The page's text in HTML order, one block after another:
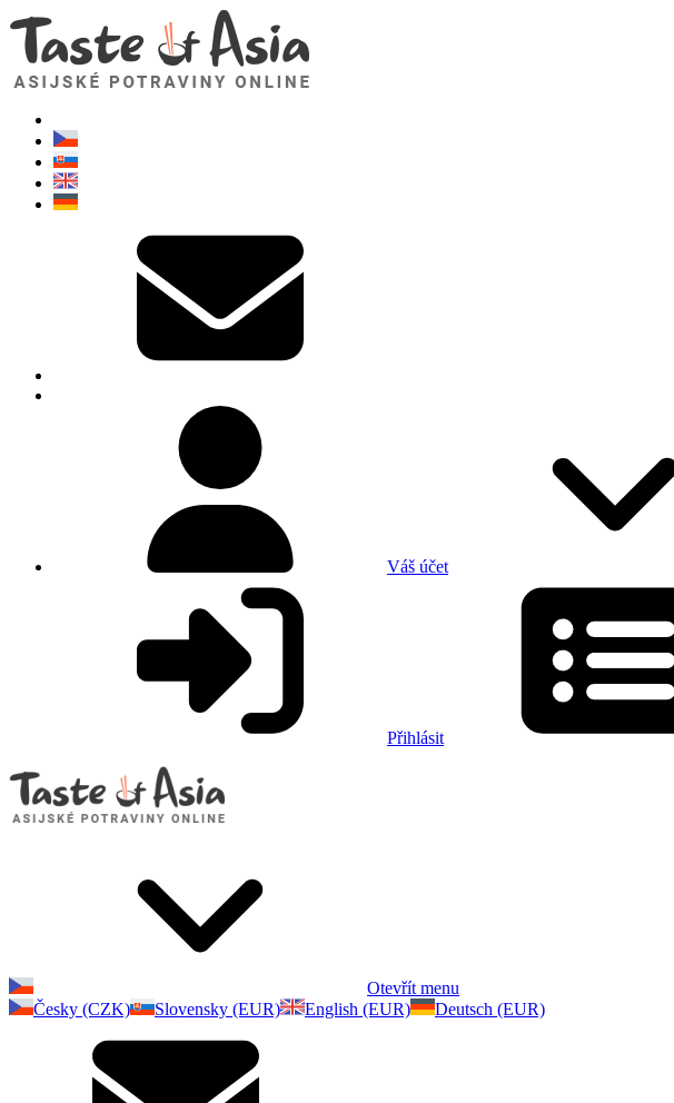
Váš účet
Přihlásit
Otevřít menu
Česky (CZK)
Slovensky (EUR) English (EUR) Deutsch (EUR)